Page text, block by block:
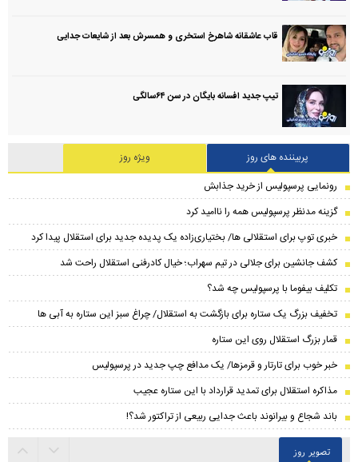
قاب عاشقانه شاهرخ استخری و همسرش بعد از شایعات جدایی
تیپ جدید افسانه بایگان در سن ۶۴سالگی
پربیننده های روز
ویژه روز
رونمایی پرسپولیس از خرید جذابش
گزینه مدنظر پرسپولیس همه را ناامید کرد
خبری توپ برای استقلالی ها/ بختیاری‌زاده یک پدیده جدید برای استقلال پیدا کرد
کشف جانشین برای جلالی در تیم سهراب؛ خیال کادرفنی استقلال راحت شد
تکلیف بیفوما با پرسپولیس چه شد؟
تخفیف بزرگ یک ستاره برای بازگشت به استقلال/ چراغ سبز این ستاره به آبی ها
قمار بزرگ استقلال روی این ستاره
خبر خوب برای تارتار و قرمزها/ یک مدافع چپ جدید در پرسپولیس
مذاکره استقلال برای تمدید قرارداد با این ستاره عجیب
باند شجاع و بیرانوند باعث جدایی ربیعی از تراکتور شد؟!
تصویر روز